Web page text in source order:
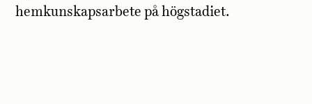
hemkunskapsarbete på högstadiet.